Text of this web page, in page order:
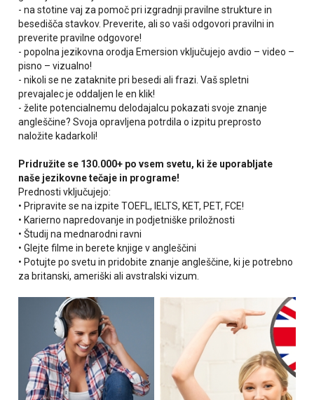
- na stotine vaj za pomoč pri izgradnji pravilne strukture in
besedišča stavkov. Preverite, ali so vaši odgovori pravilni in
preverite pravilne odgovore!
- popolna jezikovna orodja Emersion vključujejo avdio – video –
pisno – vizualno!
- nikoli se ne zataknite pri besedi ali frazi. Vaš spletni
prevajalec je oddaljen le en klik!
- želite potencialnemu delodajalcu pokazati svoje znanje
angleščine? Svoja opravljena potrdila o izpitu preprosto
naložite kadarkoli!
Pridružite se 130.000+ po vsem svetu, ki že uporabljate
naše jezikovne tečaje in programe!
Prednosti vključujejo:
• Pripravite se na izpite TOEFL, IELTS, KET, PET, FCE!
• Karierno napredovanje in podjetniške priložnosti
• Študij na mednarodni ravni
• Glejte filme in berete knjige v angleščini
• Potujte po svetu in pridobite znanje angleščine, ki je potrebno
za britanski, ameriški ali avstralski vizum.